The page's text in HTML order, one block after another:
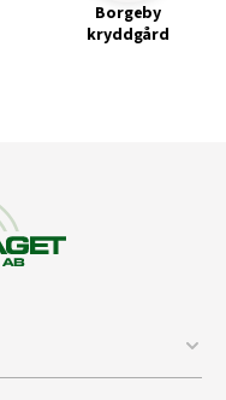
Borgeby
kryddgård